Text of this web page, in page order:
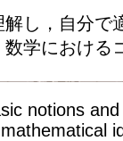
し，自分で
学における
notions